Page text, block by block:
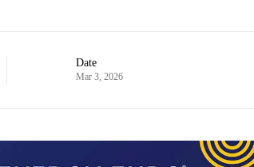
Date
Mar 3, 2026